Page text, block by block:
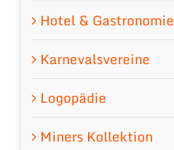
Hotel & Gastronomie
Karnevalsvereine
Logopädie
Miners Kollektion